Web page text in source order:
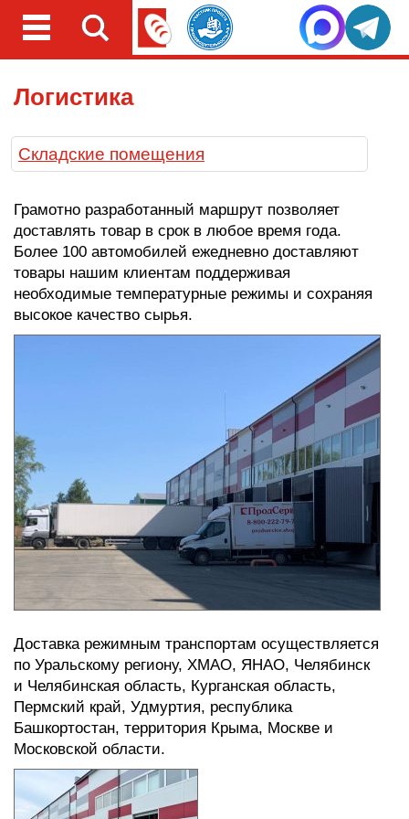
Логистика
Складские помещения
Грамотно разработанный маршрут позволяет
доставлять товар в срок в любое время года.
Более 100 автомобилей ежедневно доставляют
товары нашим клиентам поддерживая
необходимые температурные режимы и сохраняя
высокое качество сырья.
Доставка режимным транспортам осуществляется
по Уральскому региону, ХМАО, ЯНАО, Челябинск
и Челябинская область, Курганская область,
Пермский край, Удмуртия, республика
Башкортостан, территория Крыма, Москве и
Московской области.